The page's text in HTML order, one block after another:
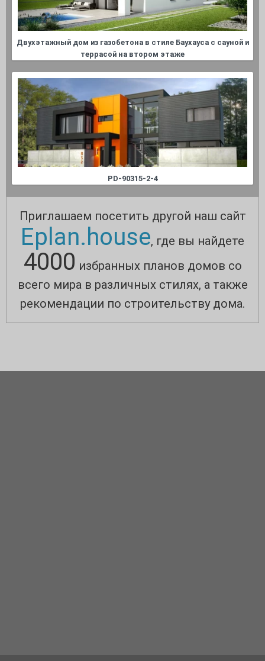
Двухэтажный дом из газобетона в стиле Баухауса с сауной и
террасой на втором этаже
PD-90315-2-4
Приглашаем посетить другой наш сайт
Eplan.house, где вы найдете
4000 избранных планов домов со
всего мира в различных стилях, а также
рекомендации по строительству дома.